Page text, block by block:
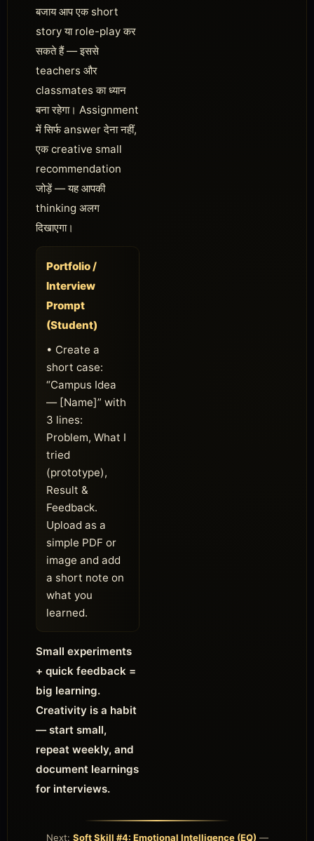
बजाय आप एक short
story या role-play कर
सकते हैं — इससे
teachers और
classmates का ध्यान
बना रहेगा। Assignment
में सिर्फ answer देना नहीं,
एक creative small
recommendation
जोड़ें — यह आपकी
thinking अलग
दिखाएगा।
Portfolio /
Interview
Prompt
(Student)
• Create a
short case:
“Campus Idea
— [Name]” with
3 lines:
Problem, What I
tried
(prototype),
Result &
Feedback.
Upload as a
simple PDF or
image and add
a short note on
what you
learned.
Small experiments
+ quick feedback =
big learning.
Creativity is a habit
— start small,
repeat weekly, and
document learnings
for interviews.
Next: Soft Skill #4: Emotional Intelligence (EQ) —